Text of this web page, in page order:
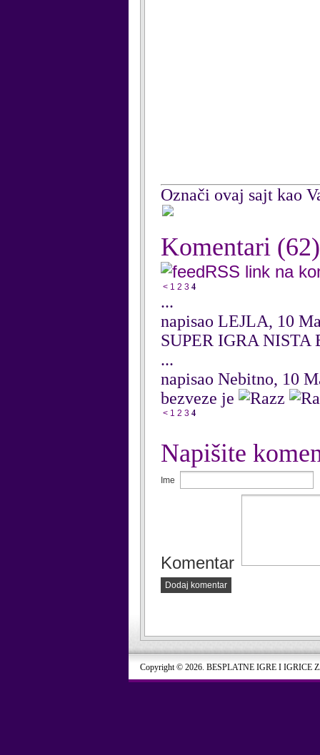
Označi ovaj sajt kao
Komentari (62)
RSS link na
< 1 2 3 4
...
napisao LEJLA, 10
SUPER IGRA
...
napisao Nebitno, 10
bezveze je
< 1 2 3 4
Napišite
Ime
Komentar
Dodaj komentar
Copyright © 2026. BESPLATNE IGRE I IGRICE